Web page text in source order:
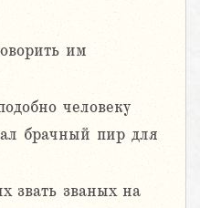
им
человеку
брачный пир для
звать званых на